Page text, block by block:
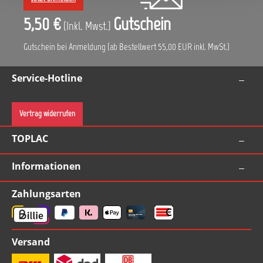
5,50 € (Inkl. Mwst.) Gutschein
Gutschein bei Anmeldung (ab Bestellwert 55,00 EUR inkl. MwSt.)
Service-Hotline
Vertrag widerrufen
TOPLAC
Informationen
Zahlungsarten
Versand